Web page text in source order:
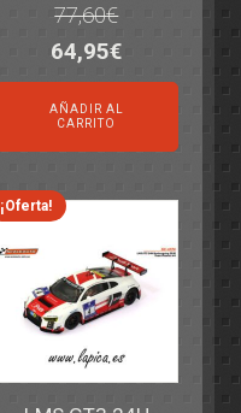
77,60€
El
precio
original
era:
77,60€.
64,95€El
precio
actual
es:
64,95€.
AÑADIR AL
CARRITO
¡Oferta!